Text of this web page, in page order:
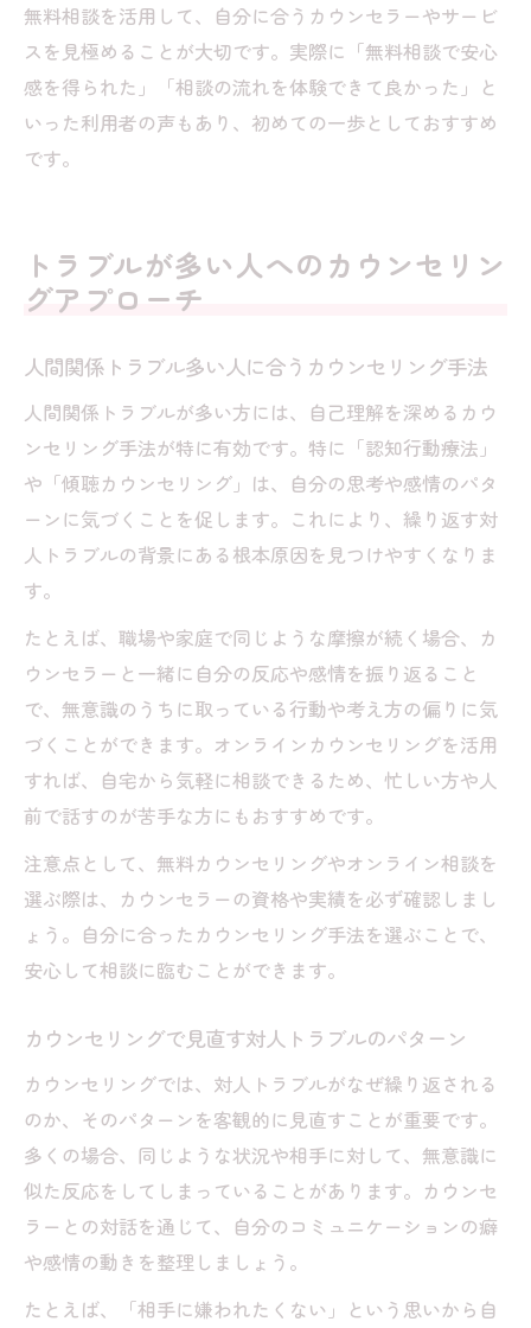
無料相談を活用して、自分に合うカウンセラーやサービ
スを見極めることが大切です。実際に「無料相談で安心
感を得られた」「相談の流れを体験できて良かった」と
いった利用者の声もあり、初めての一歩としておすすめ
です。
トラブルが多い人へのカウンセリン
グアプローチ
人間関係トラブル多い人に合うカウンセリング手法
人間関係トラブルが多い方には、自己理解を深めるカウ
ンセリング手法が特に有効です。特に「認知行動療法」
や「傾聴カウンセリング」は、自分の思考や感情のパタ
ーンに気づくことを促します。これにより、繰り返す対
人トラブルの背景にある根本原因を見つけやすくなりま
す。
たとえば、職場や家庭で同じような摩擦が続く場合、カ
ウンセラーと一緒に自分の反応や感情を振り返ること
で、無意識のうちに取っている行動や考え方の偏りに気
づくことができます。オンラインカウンセリングを活用
すれば、自宅から気軽に相談できるため、忙しい方や人
前で話すのが苦手な方にもおすすめです。
注意点として、無料カウンセリングやオンライン相談を
選ぶ際は、カウンセラーの資格や実績を必ず確認しまし
ょう。自分に合ったカウンセリング手法を選ぶことで、
安心して相談に臨むことができます。
カウンセリングで見直す対人トラブルのパターン
カウンセリングでは、対人トラブルがなぜ繰り返される
のか、そのパターンを客観的に見直すことが重要です。
多くの場合、同じような状況や相手に対して、無意識に
似た反応をしてしまっていることがあります。カウンセ
ラーとの対話を通じて、自分のコミュニケーションの癖
や感情の動きを整理しましょう。
たとえば、「相手に嫌われたくない」という思いから自